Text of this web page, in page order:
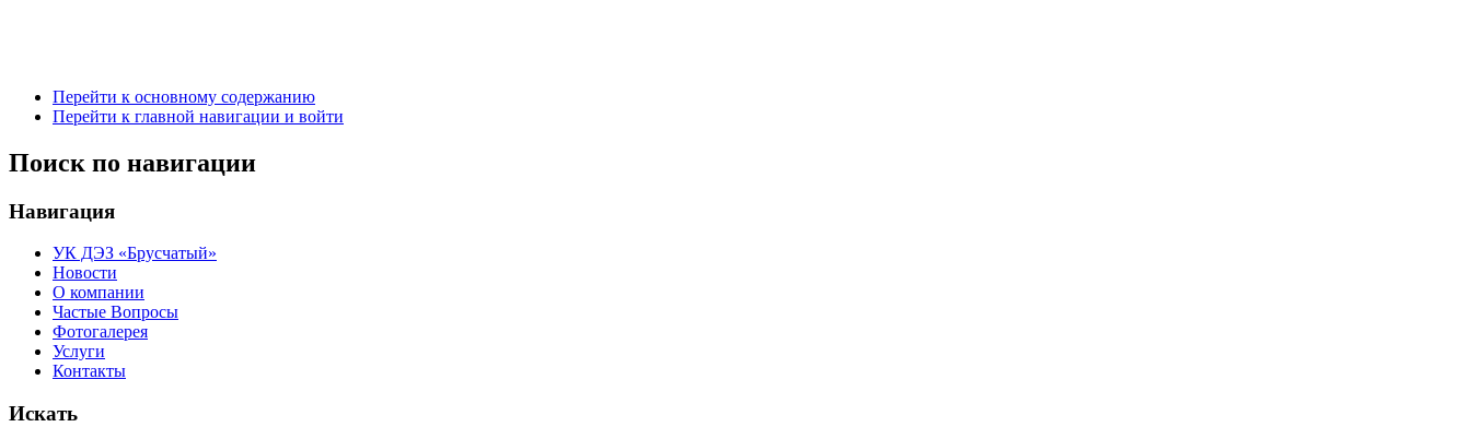
Перейти к основному содержанию
Перейти к главной навигации и войти
Поиск по навигации
Навигация
УК ДЭЗ «Брусчатый»
Новости
О компании
Частые Вопросы
Фотогалерея
Услуги
Контакты
Искать